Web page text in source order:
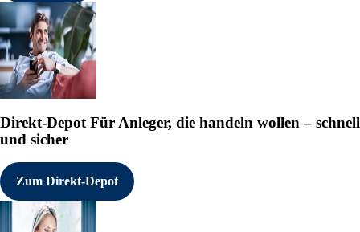
Direkt-Depot Für Anleger, die handeln wollen – schnell
und sicher
Zum Direkt-Depot